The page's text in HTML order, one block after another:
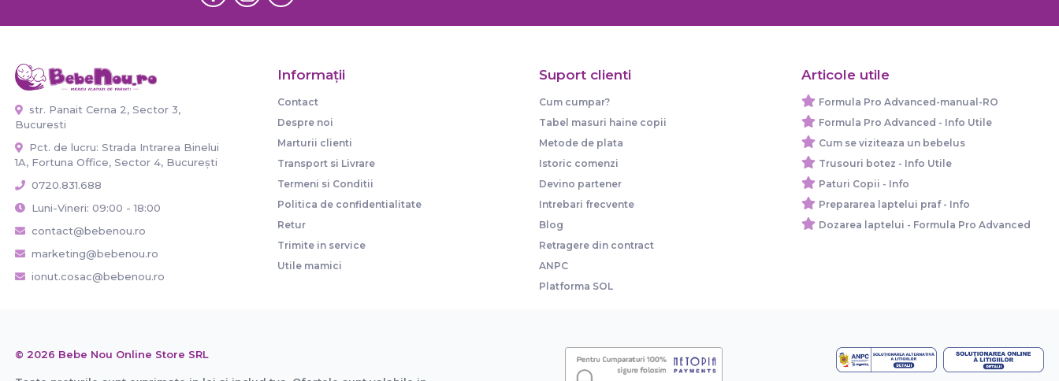
str. Panait Cerna 2, Sector 3,
Bucuresti
Pct. de lucru: Strada Intrarea Binelui
1A, Fortuna Office, Sector 4, București
0720.831.688
Luni-Vineri: 09:00 - 18:00
contact@bebenou.ro
marketing@bebenou.ro
ionut.cosac@bebenou.ro
Informaţii
Contact
Despre noi
Marturii clienti
Transport si Livrare
Termeni si Conditii
Politica de confidentialitate
Retur
Trimite in service
Utile mamici
Suport clienti
Cum cumpar?
Tabel masuri haine copii
Metode de plata
Istoric comenzi
Devino partener
Intrebari frecvente
Blog
Retragere din contract
ANPC
Platforma SOL
Articole utile
Formula Pro Advanced-manual-RO
Formula Pro Advanced - Info Utile
Cum se viziteaza un bebelus
Trusouri botez - Info Utile
Paturi Copii - Info
Prepararea laptelui praf - Info
Dozarea laptelui - Formula Pro Advanced
© 2026 Bebe Nou Online Store SRL